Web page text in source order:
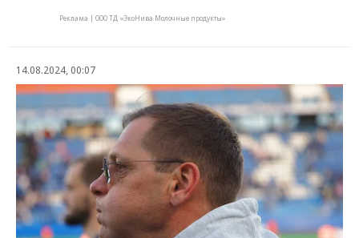
Реклама | ООО ТД «ЭкоНива Молочные продукты»
14.08.2024, 00:07